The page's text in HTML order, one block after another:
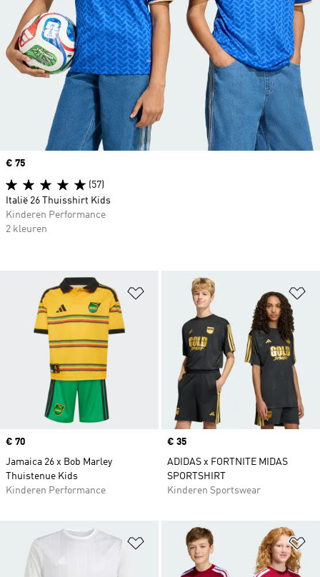
Op verlanglijst zetten
Price
€ 70
Jamaica 26 x Bob Marley
Thuistenue Kids
Kinderen Performance
Price
€ 35
ADIDAS x FORTNITE MIDAS
SPORTSHIRT
Kinderen Sportswear
Op verlanglijst zetten
Price
€ 75
(57)
Italië 26 Thuisshirt Kids
Kinderen Performance
2 kleuren